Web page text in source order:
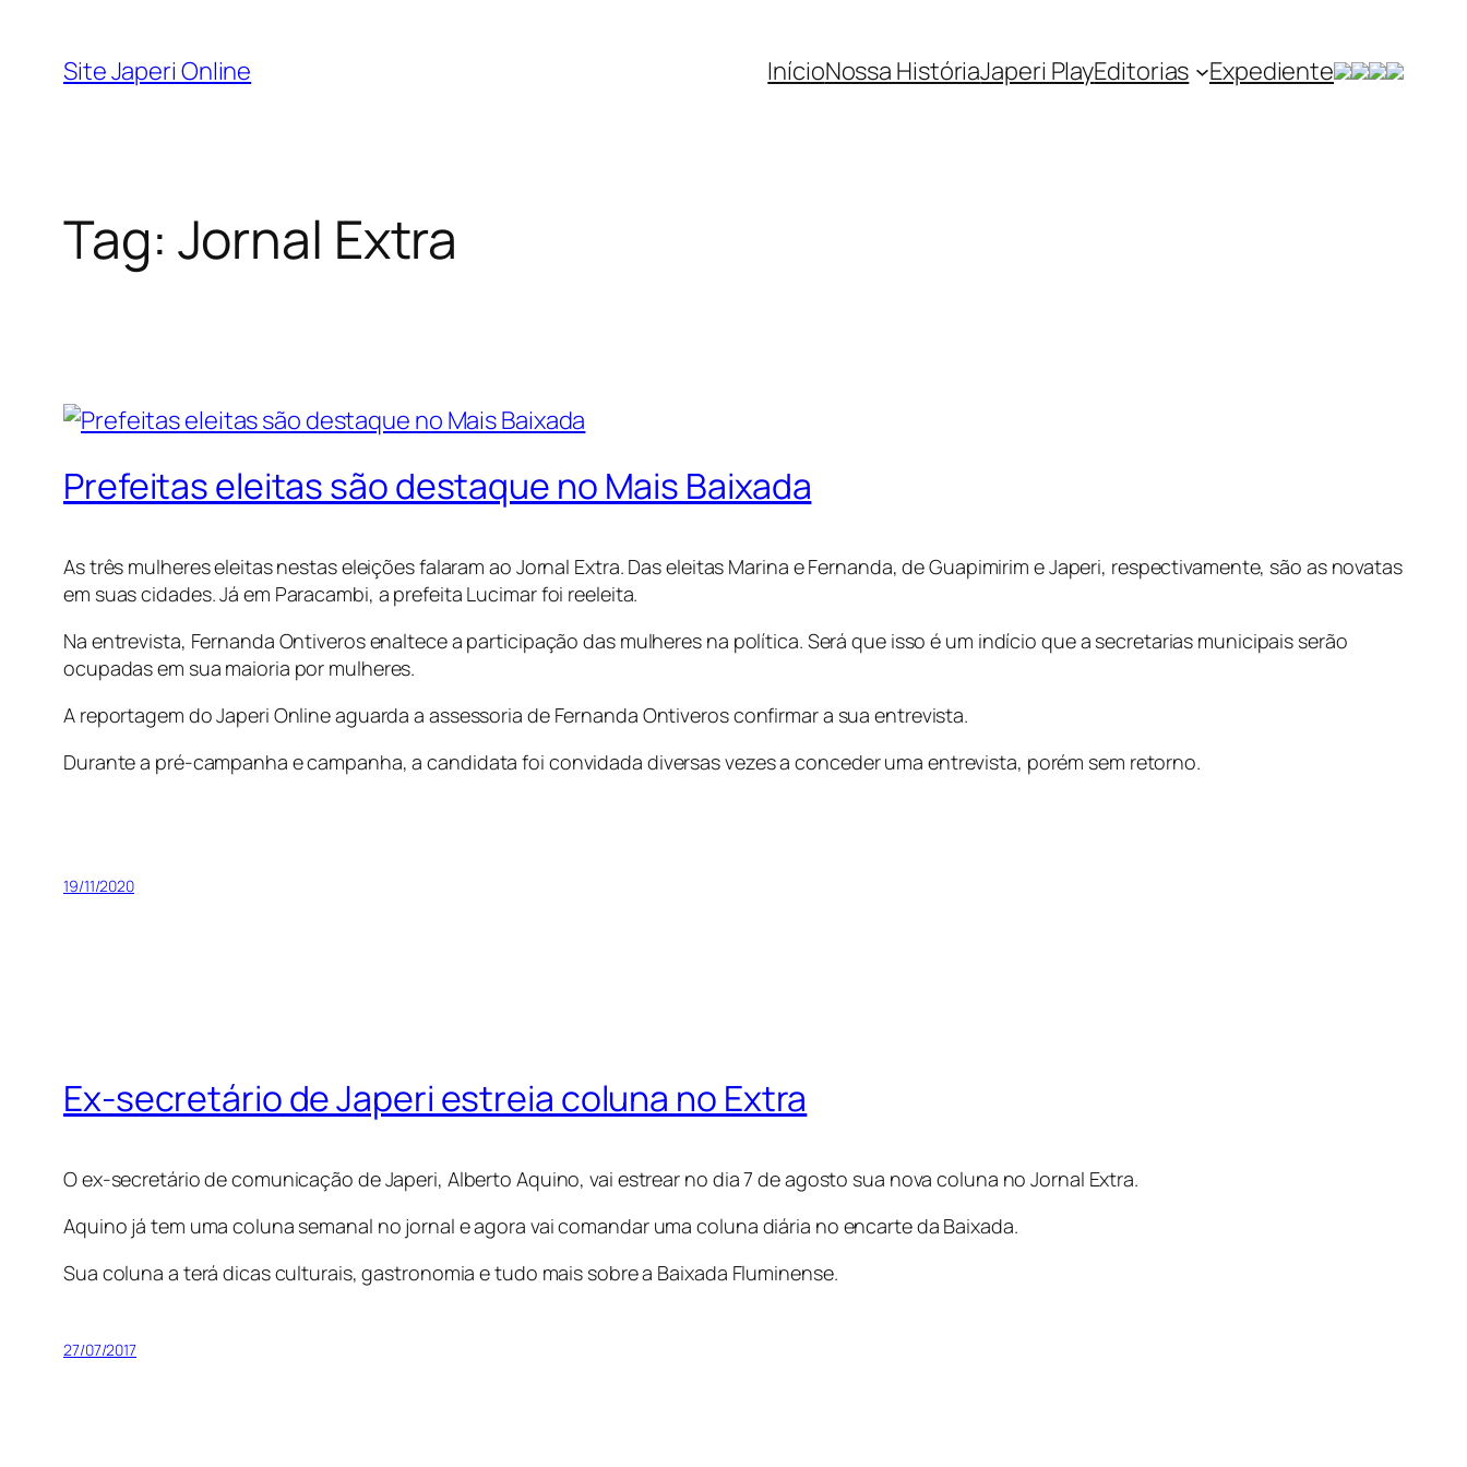
Site Japeri Online InícioNossa HistóriaJaperi PlayEditorias Expediente
Tag: Jornal Extra
Prefeitas eleitas são destaque no Mais Baixada
As três mulheres eleitas nestas eleições falaram ao Jornal Extra. Das eleitas Marina e Fernanda, de Guapimirim e Japeri, respectivamente, são as novatas
em suas cidades. Já em Paracambi, a prefeita Lucimar foi reeleita.
Na entrevista, Fernanda Ontiveros enaltece a participação das mulheres na política. Será que isso é um indício que a secretarias municipais serão
ocupadas em sua maioria por mulheres.
A reportagem do Japeri Online aguarda a assessoria de Fernanda Ontiveros confirmar a sua entrevista.
Durante a pré-campanha e campanha, a candidata foi convidada diversas vezes a conceder uma entrevista, porém sem retorno.
19/11/2020
Ex-secretário de Japeri estreia coluna no Extra
O ex-secretário de comunicação de Japeri, Alberto Aquino, vai estrear no dia 7 de agosto sua nova coluna no Jornal Extra.
Aquino já tem uma coluna semanal no jornal e agora vai comandar uma coluna diária no encarte da Baixada.
Sua coluna a terá dicas culturais, gastronomia e tudo mais sobre a Baixada Fluminense.
27/07/2017